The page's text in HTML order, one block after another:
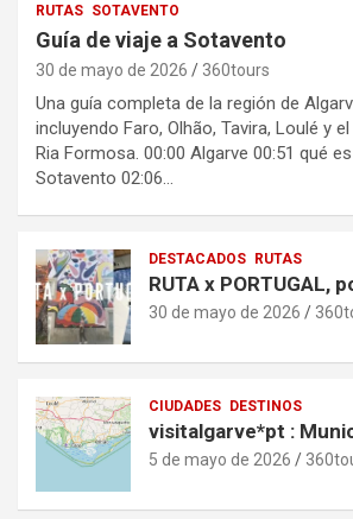
RUTAS SOTAVENTO
Guía de viaje a Sotavento
30 de mayo de 2026 360tours
Una guía completa de la región de
incluyendo Faro, Olhão, Tavira, Loulé y
Ria Formosa. 00:00 Algarve 00:51 qué
Sotavento 02:06…
DESTACADOS RUTAS
RUTA x PORTUGAL,
30 de mayo de 2026
CIUDADES DESTINOS
visitalgarve*pt :
5 de mayo de 2026